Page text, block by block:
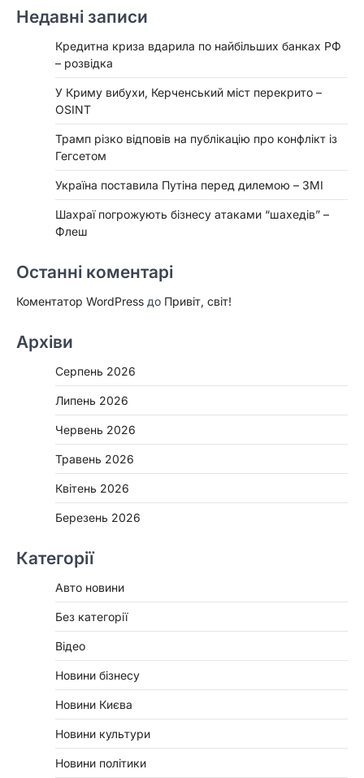
Недавні записи
Кредитна криза вдарила по найбільших банках РФ
– розвідка
У Криму вибухи, Керченський міст перекрито –
OSINT
Трамп різко відповів на публікацію про конфлікт із
Гегсетом
Україна поставила Путіна перед дилемою – ЗМІ
Шахраї погрожують бізнесу атаками “шахедів” –
Флеш
Останні коментарі
Коментатор WordPress до Привіт, світ!
Архіви
Серпень 2026
Липень 2026
Червень 2026
Травень 2026
Квітень 2026
Березень 2026
Категорії
Авто новини
Без категорії
Відео
Новини бізнесу
Новини Києва
Новини культури
Новини політики